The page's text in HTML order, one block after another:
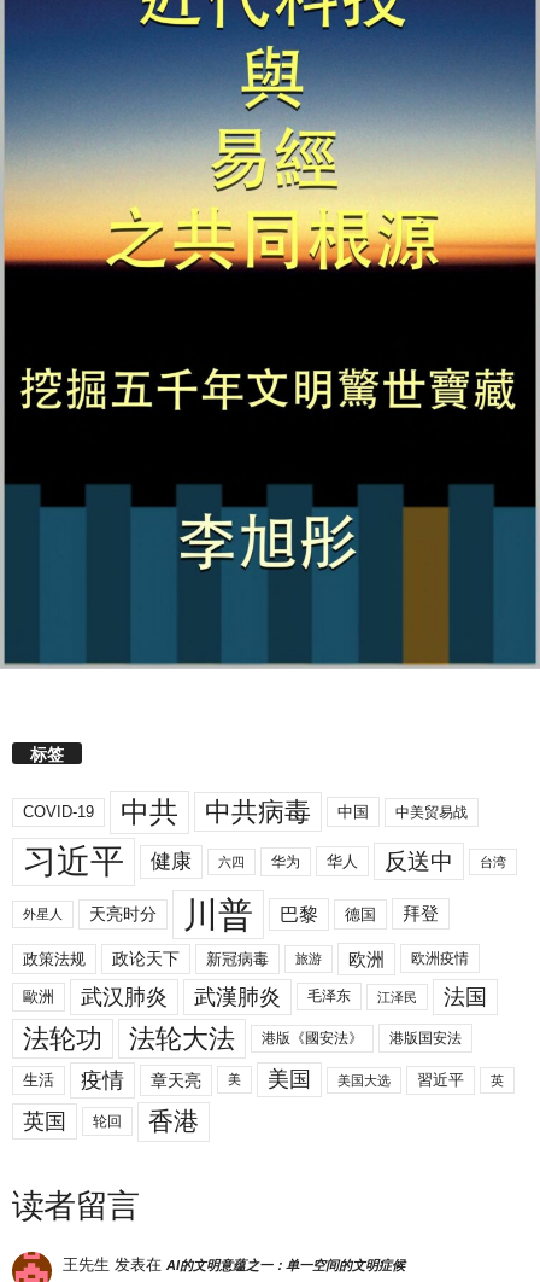
标签
COVID-19 中共 中共病毒 中国 中美贸易战
习近平 健康 六四 华为 华人 反送中 台湾
外星人 天亮时分 川普 巴黎 德国 拜登
政策法规 政论天下 新冠病毒 旅游 欧洲 欧洲疫情
歐洲 武汉肺炎 武漢肺炎 毛泽东 江泽民 法国
法轮功 法轮大法 港版《國安法》 港版国安法
生活 疫情 章天亮 美 美国 美国大选 習近平 英
英国 轮回 香港
读者留言
王先生 发表在AI的文明意蕴之一：单一空间的文明症候